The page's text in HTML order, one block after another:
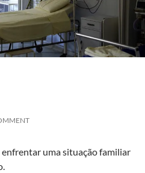
uma situação familiar